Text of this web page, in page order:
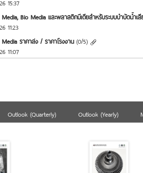
Media, Bio Media และพลาสติกมีเดียสำหรับระบบบำบัดน้ำเ
11:23
ราคาส่ง / ราคาโรงงาน(0/5)
11:07
Outlook (Quarterly) Outlook (Yearly)